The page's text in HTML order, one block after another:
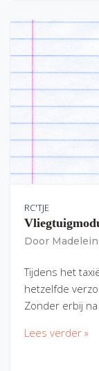
RC'TJE
Door
Tijdens het
hetzelfde
Zonder erbij na
Lees verder »